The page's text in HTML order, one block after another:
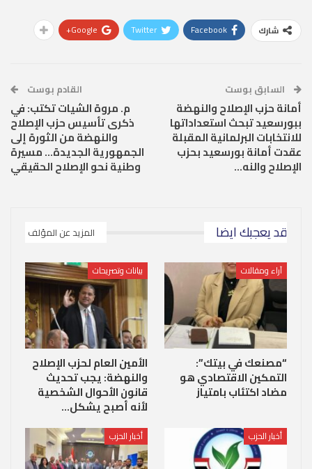
شارك Facebook
Twitter
Google+
السابق بوست
أمانة حزب الإصلاح والنهضة
ببورسعيد تبحث استعداداتها
للانتخابات البرلمانية المقبلة
عقدت أمانة بورسعيد بحزب
الإصلاح والنه…
القادم بوست
م. مروة الشيات تكتب: في
ذكرى تأسيس حزب الإصلاح
والنهضة من الثورة إلى
الجمهورية الجديدة… مسيرة
وطنية نحو الإصلاح الحقيقي
قد يعجبك ايضا المزيد عن المؤلف
آراء ومقالات
“مصنعك في بيتك”:
التمكين الاقتصادي هو
مضاد اكتئاب بامتياز
بيانات وتصريحات
الأمين العام لحزب الإصلاح
والنهضة: يجب تحديث
قانون الأحوال الشخصية
لأنه أصبح يشكل…
أخبار الحزب أخبار الحزب